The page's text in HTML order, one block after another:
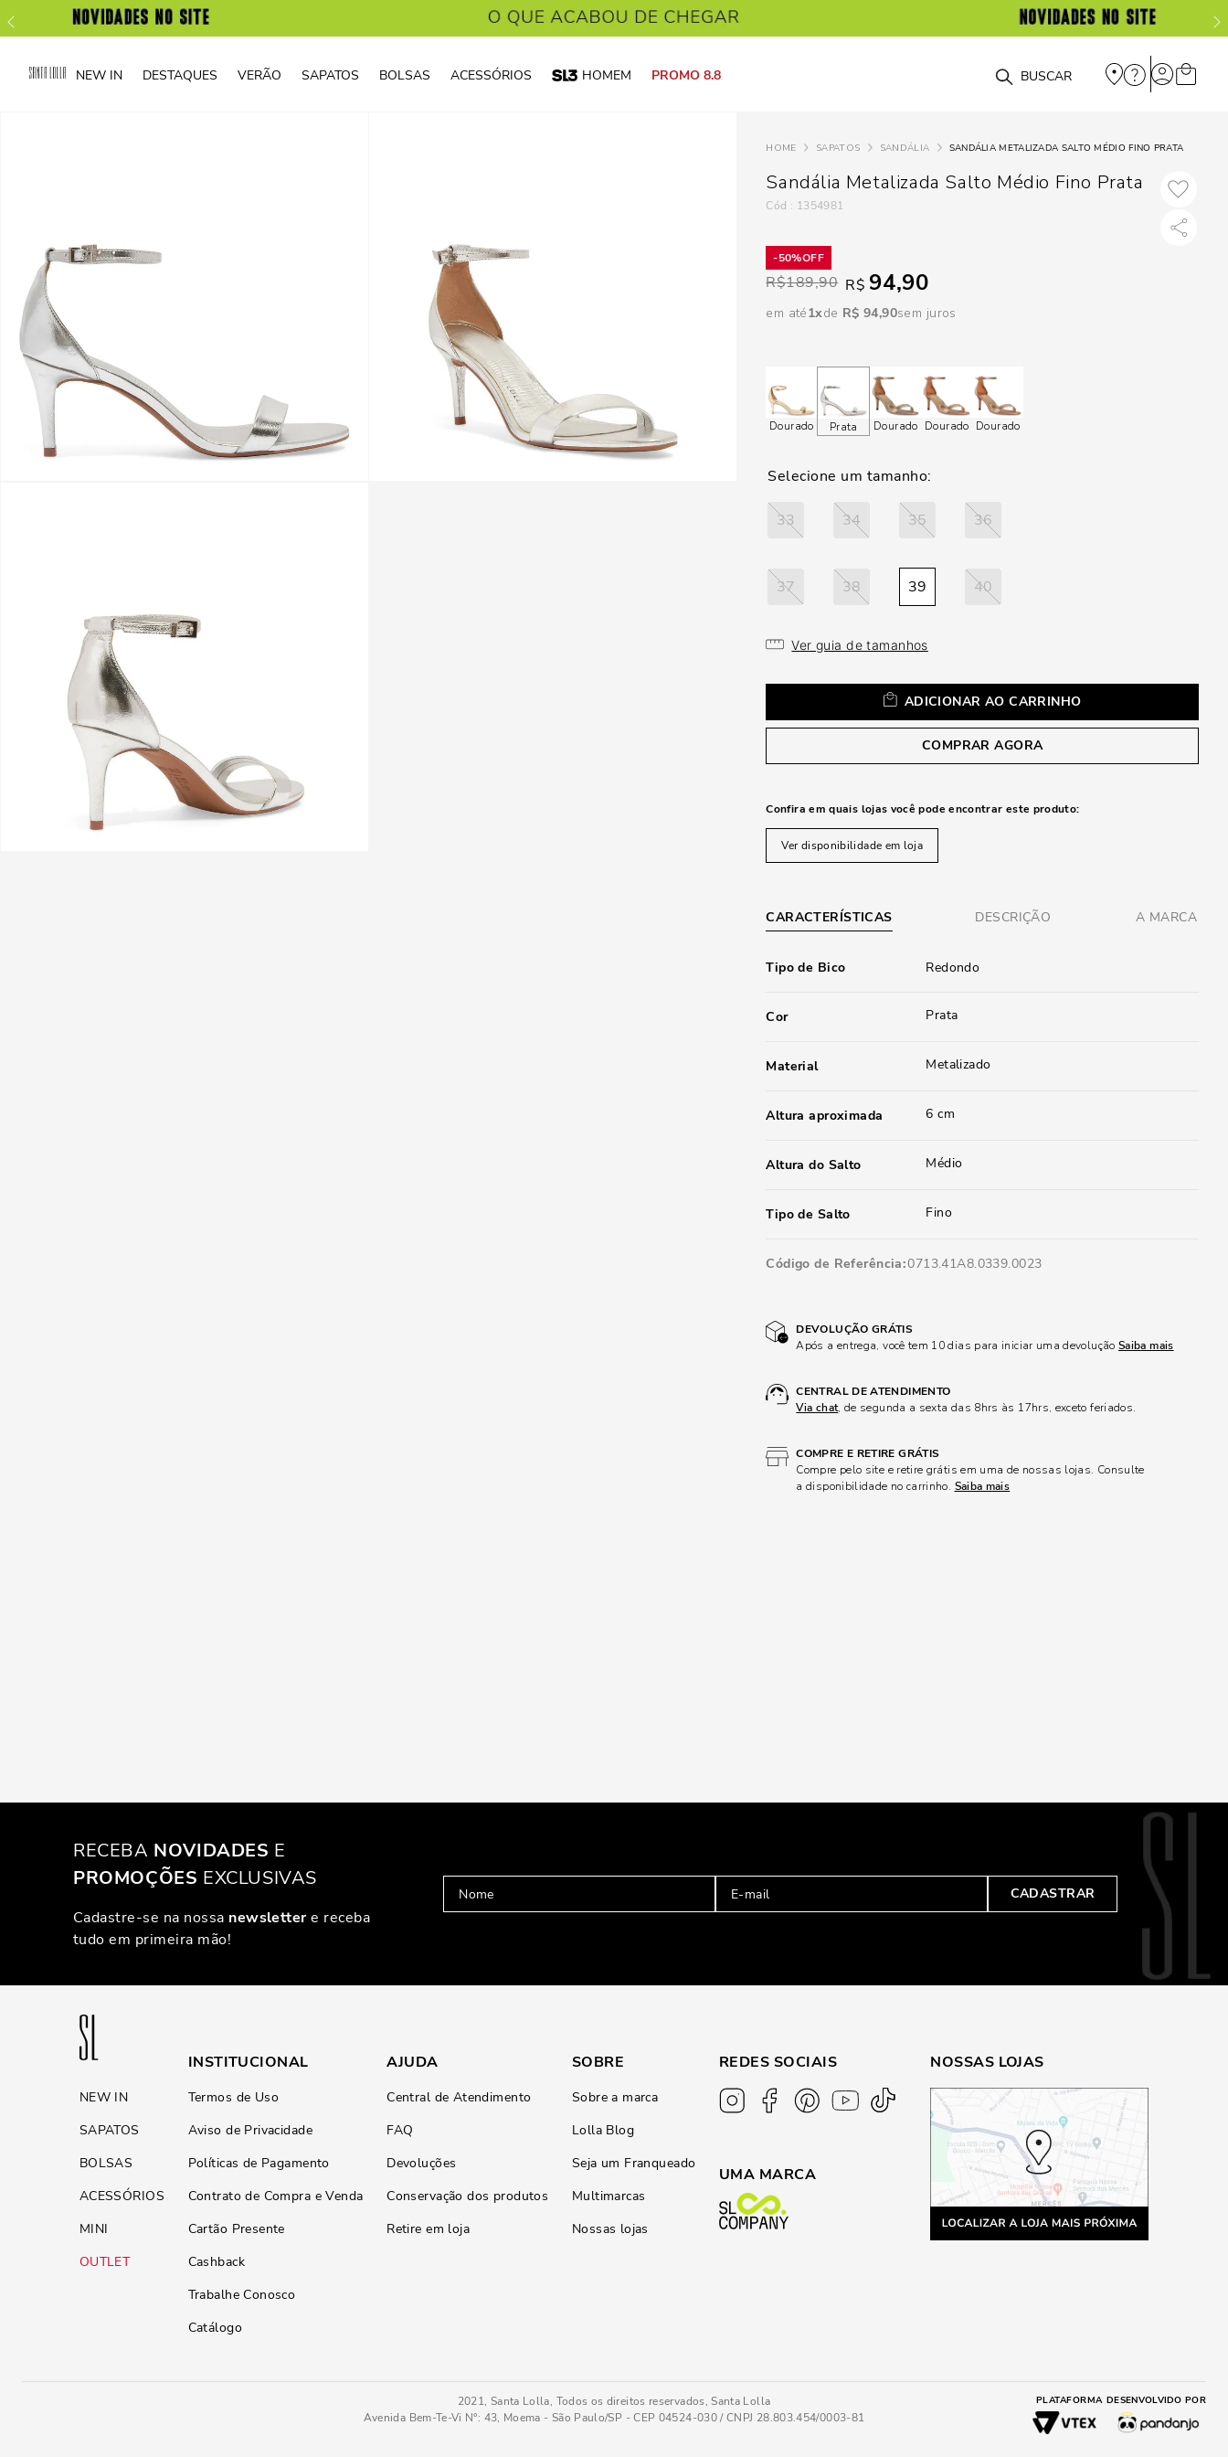
NEW IN DESTAQUES VERÃO SAPATOS BOLSAS ACESSÓRIOS HOMEM PROMO 8.8 O que você está procurando?
SAPATOS SANDÁLIA SANDÁLIA METALIZADA SALTO MÉDIO FINO PRATA
Sandália Metalizada Salto Médio Fino Prata
: 1354981
50%
R$189,90 R$ 94,90
em até1 R$ 94,90sem juros
Dourado Prata Dourado Dourado Dourado
33 34 35 36
37 38 39 40
Ver guia de tamanhos
ADICIONAR AO CARRINHO
COMPRAR AGORA
Confira em quais lojas você pode encontrar este produto:
Ver disponibilidade em loja
CARACTERÍSTICAS DESCRIÇÃO A MARCA
Tipo de Bico Redondo
Cor Prata
Material Metalizado
Altura aproximada 6 cm
Altura do Salto Médio
Tipo de Salto Fino
Código de Referência 0713.41A8.0339.0023
DEVOLUÇÃO GRÁTIS
Após a entrega, você tem 10 dias para iniciar uma devolução Saiba mais
CENTRAL DE ATENDIMENTO
Via chat, de segunda a sexta das 8hrs às 17hrs, exceto feriados.
COMPRE E RETIRE GRÁTIS
Compre pelo site e retire grátis em uma de nossas lojas. Consulte
a disponibilidade no carrinho. Saiba mais
RECEBA NOVIDADES E
PROMOÇÕES EXCLUSIVAS
Cadastre-se na nossa newslettere receba
tudo em primeira mão!
CADASTRAR
NEW IN
SAPATOS
BOLSAS
ACESSÓRIOS
MINI
OUTLET
INSTITUCIONAL
Termos de Uso
Aviso de Privacidade
Políticas de Pagamento
Contrato de Compra e Venda
Cartão Presente
Cashback
Trabalhe Conosco
Catálogo
AJUDA
Central de Atendimento
FAQ
Devoluções
Conservação dos produtos
Retire em loja
SOBRE
Sobre a marca
Lolla Blog
Seja um Franqueado
Multimarcas
Nossas lojas
REDES SOCIAIS
UMA MARCA
NOSSAS LOJAS
2021, Santa Lolla, Todos os direitos reservados, Santa Lolla
Avenida Bem-Te-Vi N°: 43, Moema - São Paulo/SP - CEP 04524-030 / CNPJ 28.803.454/0003-81
PLATAFORMA DESENVOLVIDO POR